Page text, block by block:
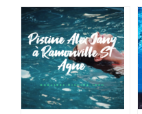
Horaires, Tarifs et
Infos –